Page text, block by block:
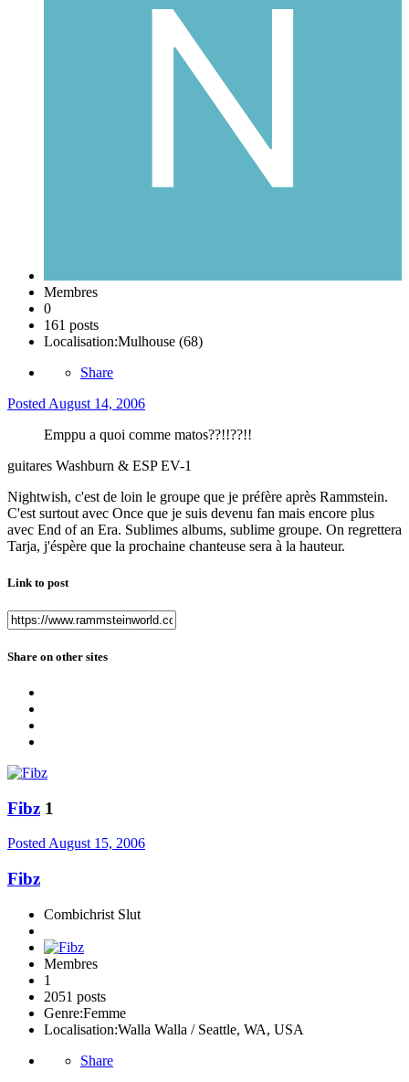
Membres
0
161 posts
Localisation:Mulhouse (68)
Share
Posted August 14, 2006
Emppu a quoi comme matos??!!??!!
guitares Washburn & ESP EV-1
Nightwish, c'est de loin le groupe que je préfère après Rammstein.
C'est surtout avec Once que je suis devenu fan mais encore plus
avec End of an Era. Sublimes albums, sublime groupe. On regrettera
Tarja, j'éspère que la prochaine chanteuse sera à la hauteur.
Link to post
Share on other sites
Fibz 1
PostedAugust 15, 2006
Fibz
Combichrist Slut
Membres
1
2051 posts
Genre:Femme
Localisation:Walla Walla / Seattle, WA, USA
Share